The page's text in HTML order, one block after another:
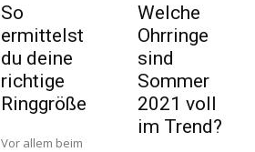
So
ermittelst
du deine
richtige
Ringgröße
Vor allem beim
Welche
Ohrringe
sind
Sommer
2021 voll
im Trend?